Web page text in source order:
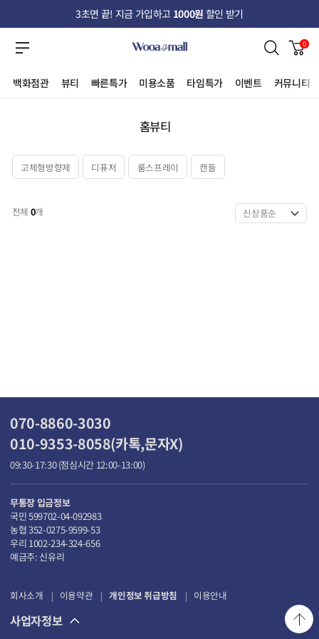
3초면 끝! 지금 가입하고 1000원 할인 받기
백화점관 뷰티 빠른특가 미용소품 타임특가 이벤트 커뮤니티
0
홈뷰티
고체형방향제 디퓨저 룸스프레이 캔들
전체 0개
회사소개 이용약관 개인정보 취급방침 이용안내
사업자정보
070-8860-3030
010-9353-8058(카톡,문자X)
09:30-17:30 (점심시간 12:00-13:00)
무통장 입금정보
국민 599702-04-092983
농협 352-0275-9599-53
우리 1002-234-324-656
예금주: 신유리